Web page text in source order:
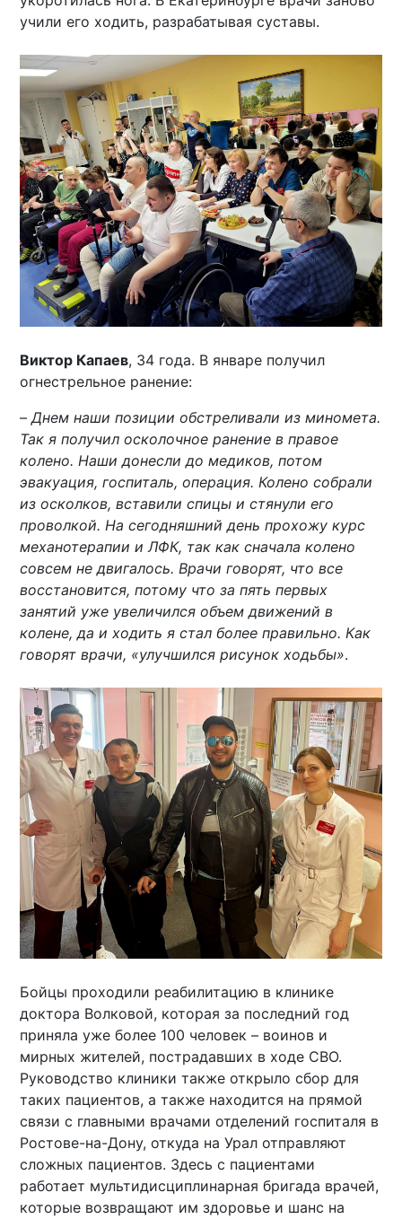
учили его ходить, разрабатывая суставы.
Виктор Капаев, 34 года. В январе получил
огнестрельное ранение:
–Днем наши позиции обстреливали из миномета.
Так я получил осколочное ранение в правое
колено. Наши донесли до медиков, потом
эвакуация, госпиталь, операция. Колено собрали
из осколков, вставили спицы и стянули его
проволкой. На сегодняшний день прохожу курс
механотерапии и ЛФК, так как сначала колено
совсем не двигалось. Врачи говорят, что все
восстановится, потому что за пять первых
занятий уже увеличился объем движений в
колене, да и ходить я стал более правильно. Как
говорят врачи, «улучшился рисунок ходьбы».
Бойцы проходили реабилитацию в клинике
доктора Волковой, которая за последний год
приняла уже более 100 человек – воинов и
мирных жителей, пострадавших в ходе СВО.
Руководство клиники также открыло сбор для
таких пациентов, а также находится на прямой
связи с главными врачами отделений госпиталя в
Ростове-на-Дону, откуда на Урал отправляют
сложных пациентов. Здесь с пациентами
работает мультидисциплинарная бригада врачей,
которые возвращают им здоровье и шанс на